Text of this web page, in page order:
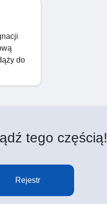
do
tego częścią!
Rejestr